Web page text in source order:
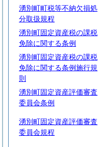
湧別町町税等不納欠損処
分取扱規程
湧別町固定資産税の課税
免除に関する条例
湧別町固定資産税の課税
免除に関する条例施行規
則
湧別町固定資産評価審査
委員会条例
湧別町固定資産評価審査
委員会規程